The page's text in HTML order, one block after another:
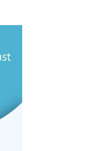
klinische
brauchen, was
im Regenwald
Tresen der
Johanna
Podcast auf Apple
Sie uns
die Milchbar
Mehr
podcasts.